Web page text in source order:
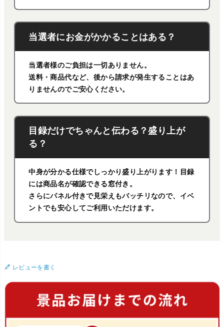
当選者にお金がかかることはある？
当選者様のご負担は一切ありません。
送料・商品代など、後から請求が発生することはあ
りませんのでご安心ください。
目録だけでちゃんと伝わる？盛り上が
る？
中身が分かる仕様でしっかり盛り上がります！目録
には商品名が確認できる窓付き。
さらにパネル付きで見栄えもバッチリなので、イベ
ントでも安心してご利用いただけます。
レビューを書く